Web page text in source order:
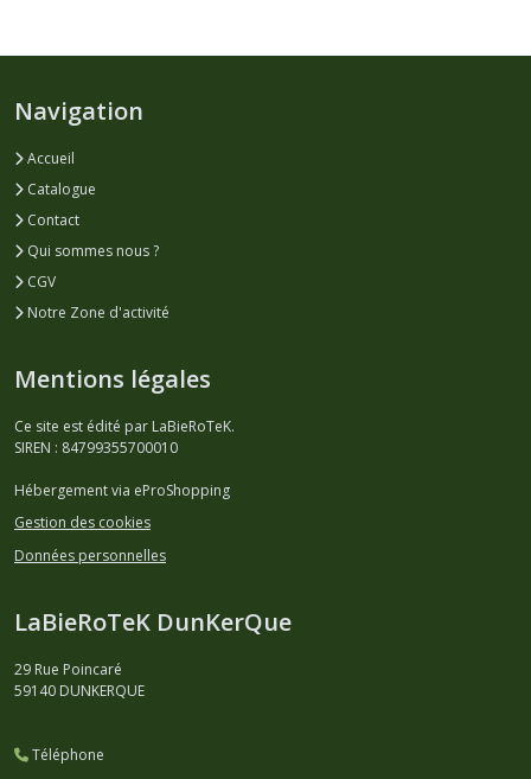
Navigation
Accueil
Catalogue
Contact
Qui sommes nous ?
CGV
Notre Zone d'activité
Mentions légales
Ce site est édité par LaBieRoTeK.
SIREN : 84799355700010
Hébergement via eProShopping
Gestion des cookies
Données personnelles
LaBieRoTeK DunKerQue
29 Rue Poincaré
59140 DUNKERQUE
Téléphone